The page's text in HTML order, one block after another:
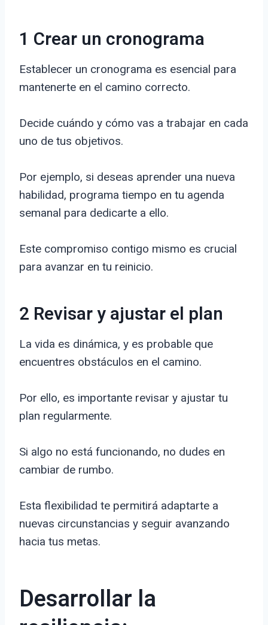
1 Crear un cronograma
Establecer un cronograma es esencial para
mantenerte en el camino correcto.
Decide cuándo y cómo vas a trabajar en cada
uno de tus objetivos.
Por ejemplo, si deseas aprender una nueva
habilidad, programa tiempo en tu agenda
semanal para dedicarte a ello.
Este compromiso contigo mismo es crucial
para avanzar en tu reinicio.
2 Revisar y ajustar el plan
La vida es dinámica, y es probable que
encuentres obstáculos en el camino.
Por ello, es importante revisar y ajustar tu
plan regularmente.
Si algo no está funcionando, no dudes en
cambiar de rumbo.
Esta flexibilidad te permitirá adaptarte a
nuevas circunstancias y seguir avanzando
hacia tus metas.
Desarrollar la